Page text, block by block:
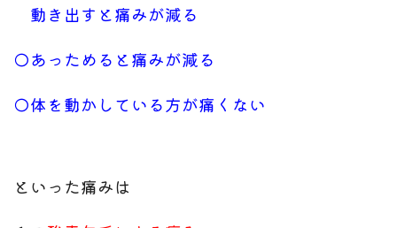
動き出すと痛みが減る
◯あっためると痛みが減る
◯体を動かしている方が痛くない
といった痛みは